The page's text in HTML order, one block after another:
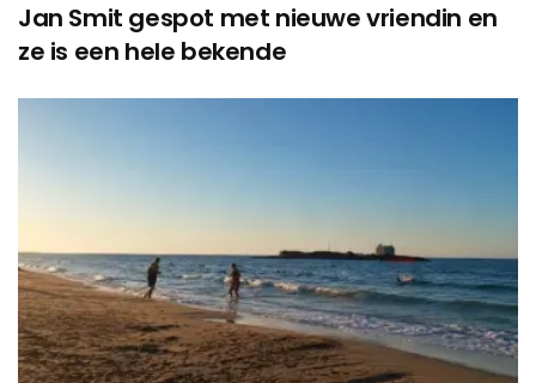
Jan Smit gespot met nieuwe vriendin en
ze is een hele bekende